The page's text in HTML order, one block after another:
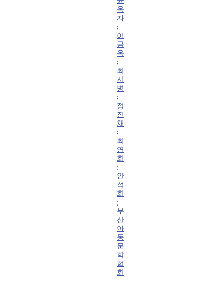
옥
자
;
이
금
옥
;
최
시
병
;
정
진
채
;
최
영
희
;
안
석
희
;
부
산
아
동
문
학
협
회